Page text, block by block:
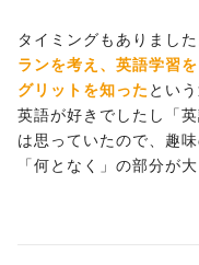
タイミングもありまし
ランを考え、英語学習
グリットを知った とい
英語が好きでしたし「
は思っていたので、趣
「何となく」の部分が